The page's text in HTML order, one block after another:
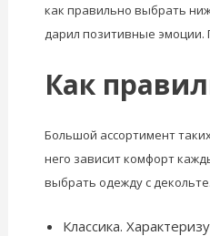
как правильно выбрать
дарил позитивные эмоции.
Как
Большой ассортимент
него зависит комфорт
выбрать одежду с
Классика.